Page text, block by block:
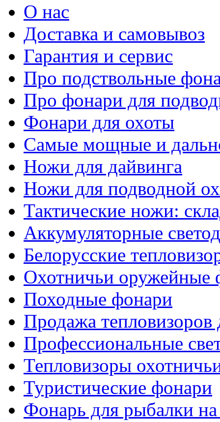
О нас
Доставка и самовывоз
Гарантия и сервис
Про подствольные
Про фонари для
Фонари для охоты
Самые мощные и
Ножи для дайвинга
Ножи для подводной
Тактические ножи:
Аккумуляторные
Белорусские
Охотничьи оружейные
Походные фонари
Продажа тепловизоров
Профессиональные
Тепловизоры
Туристические фонари
Фонарь для рыбалки на